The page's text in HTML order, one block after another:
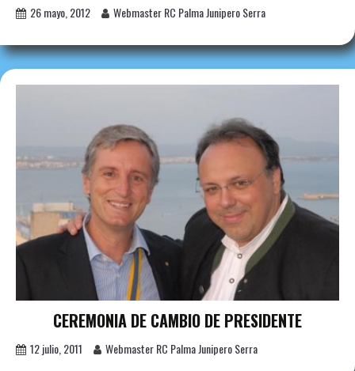
26 mayo, 2012 Webmaster RC Palma Junipero Serra
CEREMONIA DE CAMBIO DE PRESIDENTE
12 julio, 2011 Webmaster RC Palma Junipero Serra